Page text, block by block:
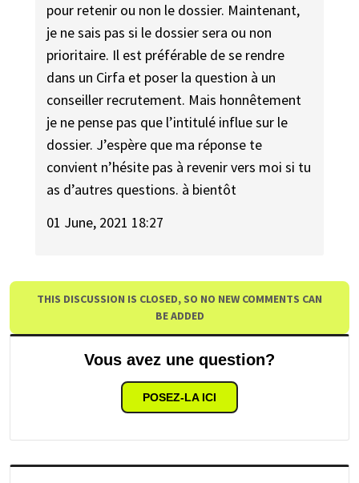
pour retenir ou non le dossier. Maintenant,
je ne sais pas si le dossier sera ou non
prioritaire. Il est préférable de se rendre
dans un Cirfa et poser la question à un
conseiller recrutement. Mais honnêtement
je ne pense pas que l’intitulé influe sur le
dossier. J’espère que ma réponse te
convient n’hésite pas à revenir vers moi si tu
as d’autres questions. à bientôt
01 June, 2021 18:27
THIS DISCUSSION IS CLOSED, SO NO NEW COMMENTS CAN
BE ADDED
Vous avez une question?
POSEZ-LA ICI